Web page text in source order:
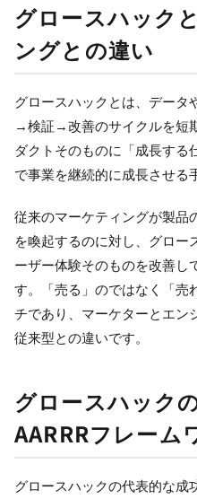
グロースハック
ングとの違い
グロースハックとは、データ
→検証→改善のサイクルを短
ダクトそのものに「成長する
で事業を継続的に成長させる
従来のマーケティングが製品
を喚起するのに対し、グロ
ーザー体験そのものを改善し
す。「売る」のではなく「売
チであり、マーケターとエン
従来型との違いです。
グロースハック
AARRRフレーム
グロースハックの代表的な成